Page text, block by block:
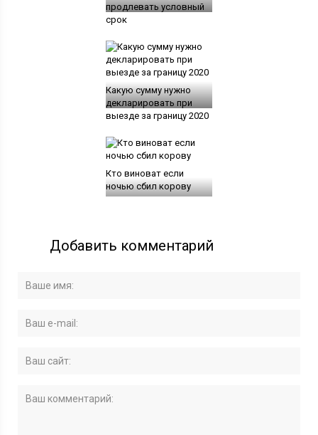
продлевать условный
срок
Какую сумму нужно
декларировать при
выезде за границу 2020
Кто виноват если
ночью сбил корову
Добавить комментарий